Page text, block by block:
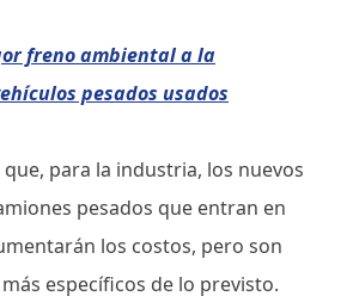
freno ambiental a la
pesados usados
para la industria, los nuevos
pesados ​​que entran en
los costos, pero son
específicos de lo previsto.